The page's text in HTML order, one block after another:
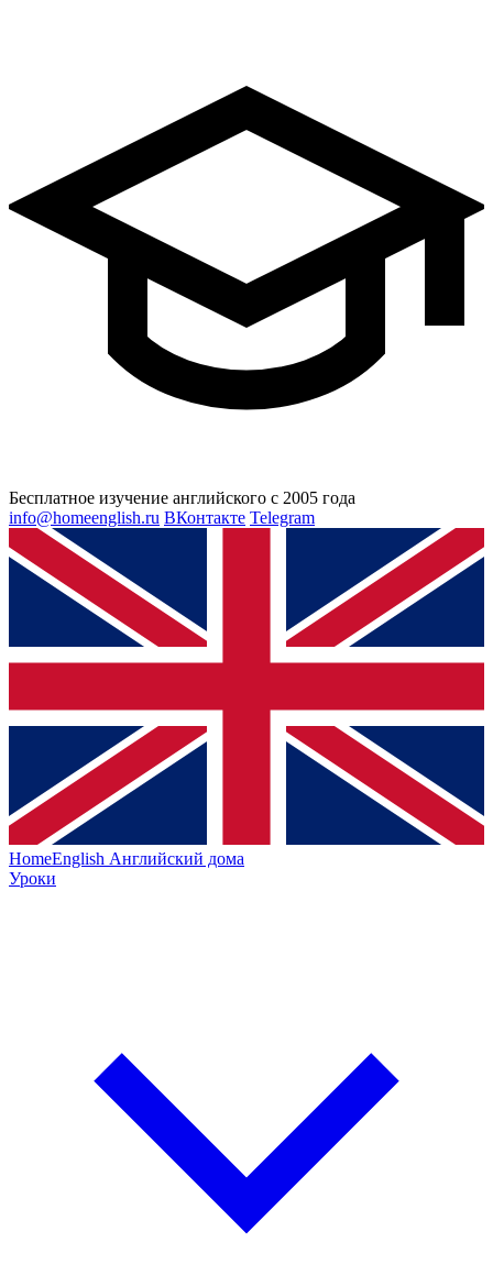
Бесплатное изучение английского с 2005 года
info@homeenglish.ru ВКонтакте Telegram
HomeEnglish Английский дома
Уроки